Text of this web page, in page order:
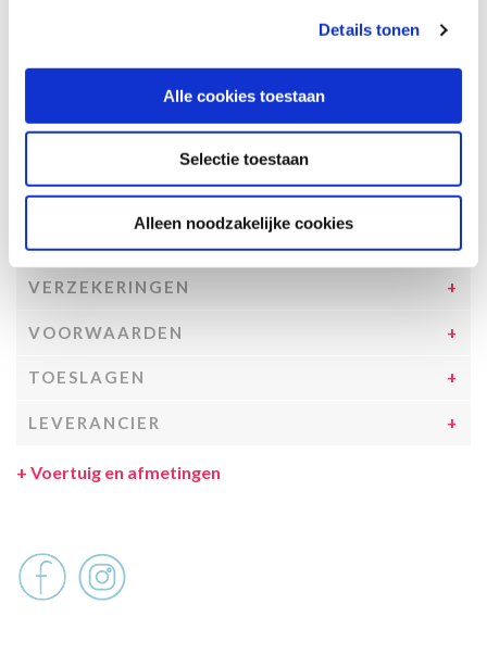
Details tonen
Alle cookies toestaan
Selectie toestaan
Alleen noodzakelijke cookies
slechts ter illustratie. De aangegeven hoeveelheid bedden is geen
beschrijving en tekeningen en ook tussentijds gewijzigd worden.
SPECIFICATIES CAMPER
UITRUSTING CAMPER
VERZEKERINGEN
VOORWAARDEN
TOESLAGEN
LEVERANCIER
+ Voertuig en afmetingen